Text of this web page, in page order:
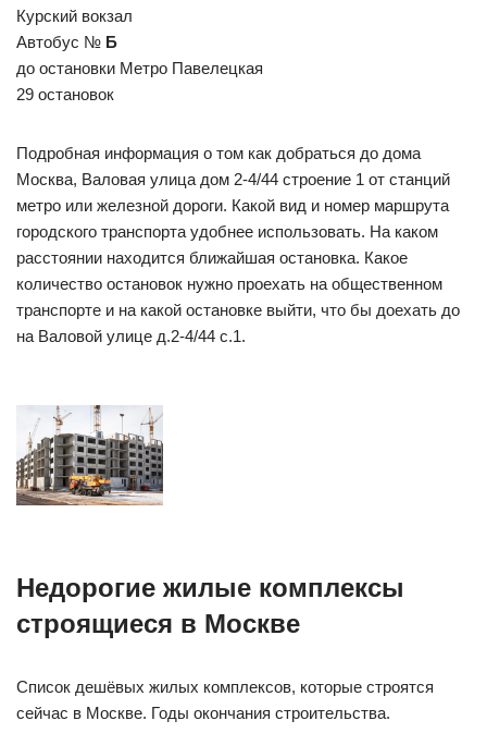
Курский вокзал
Автобус № Б
до остановки Метро Павелецкая
29 остановок
Подробная информация о том как добраться до дома
Москва, Валовая улица дом 2-4/44 строение 1 от станций
метро или железной дороги. Какой вид и номер маршрута
городского транспорта удобнее использовать. На каком
расстоянии находится ближайшая остановка. Какое
количество остановок нужно проехать на общественном
транспорте и на какой остановке выйти, что бы доехать до
на Валовой улице д.2-4/44 с.1.
Недорогие жилые комплексы
строящиеся в Москве
Список дешёвых жилых комплексов, которые строятся
сейчас в Москве. Годы окончания строительства.